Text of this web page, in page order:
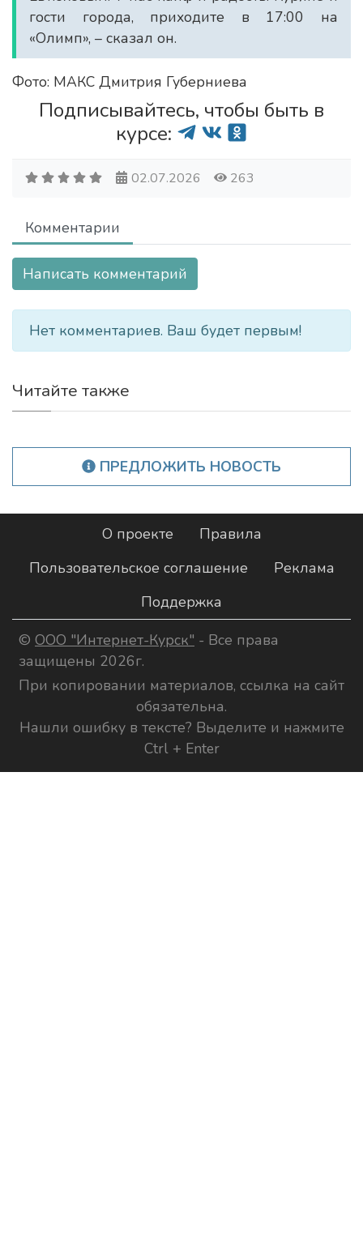
гости города, приходите в 17:00 на
«Олимп», – сказал он.
Фото: МАКС Дмитрия Губерниева
Подписывайтесь, чтобы быть в
курсе:
02.07.2026 263
Комментарии
Написать комментарий
Нет комментариев. Ваш будет первым!
Читайте также
ПРЕДЛОЖИТЬ НОВОСТЬ
О проекте
Правила
Пользовательское соглашение
Реклама
Поддержка
© ООО "Интернет-Курск" - Все права
защищены 2026г.
При копировании материалов, ссылка на сайт
обязательна.
Нашли ошибку в тексте? Выделите и нажмите
Ctrl + Enter